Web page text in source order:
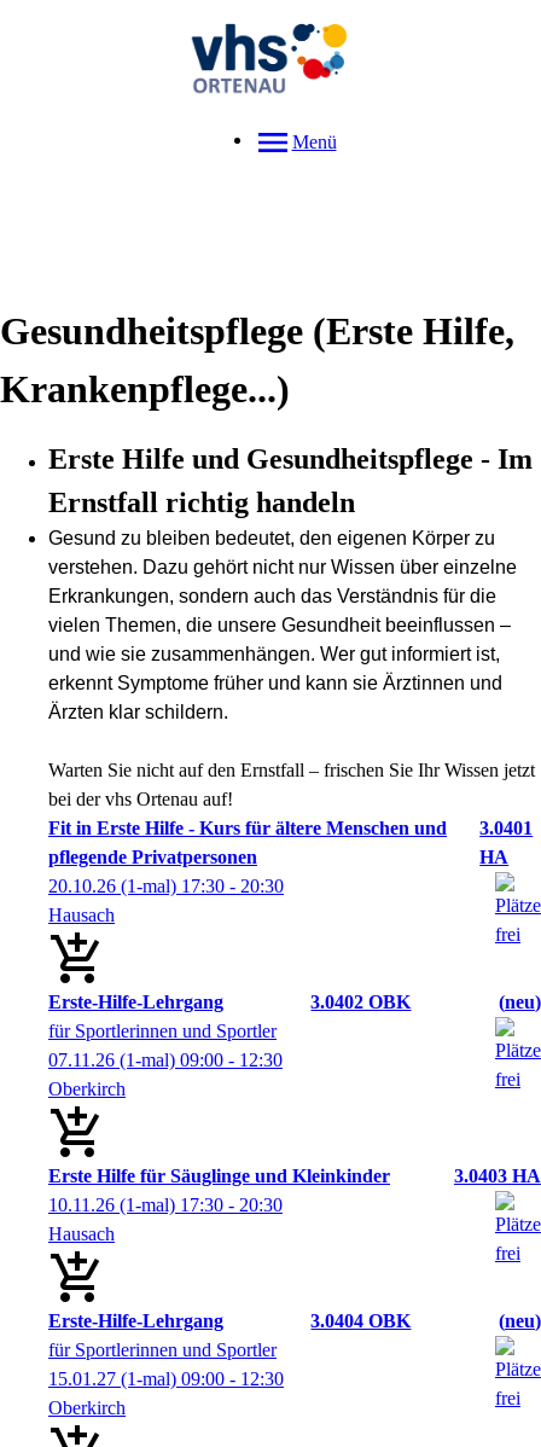
Menü
Gesundheitspflege (Erste Hilfe,
Krankenpflege...)
Erste Hilfe und Gesundheitspflege - Im
Ernstfall richtig handeln
Gesund zu bleiben bedeutet, den eigenen Körper zu
verstehen. Dazu gehört nicht nur Wissen über einzelne
Erkrankungen, sondern auch das Verständnis für die
vielen Themen, die unsere Gesundheit beeinflussen –
und wie sie zusammenhängen. Wer gut informiert ist,
erkennt Symptome früher und kann sie Ärztinnen und
Ärzten klar schildern.
Warten Sie nicht auf den Ernstfall – frischen Sie Ihr Wissen jetzt
bei der vhs Ortenau auf!
Fit in Erste Hilfe - Kurs für ältere Menschen und
pflegende Privatpersonen
3.0401
HA
20.10.26 (1-mal) 17:30 - 20:30
Hausach
Erste-Hilfe-Lehrgang 3.0402 OBK
neu
für Sportlerinnen und Sportler
07.11.26 (1-mal) 09:00 - 12:30
Oberkirch
Erste Hilfe für Säuglinge und Kleinkinder
3.0403 HA
10.11.26 (1-mal) 17:30 - 20:30
Hausach
Erste-Hilfe-Lehrgang 3.0404 OBK
neu
für Sportlerinnen und Sportler
15.01.27 (1-mal) 09:00 - 12:30
Oberkirch